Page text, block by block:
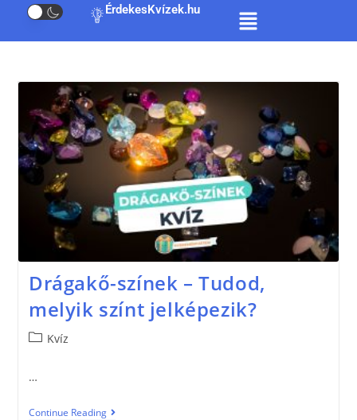
ÉrdekesKvízek.hu
Drágakő-színek – Tudod,
melyik színt jelképezik?
Kvíz
…
Continue Reading